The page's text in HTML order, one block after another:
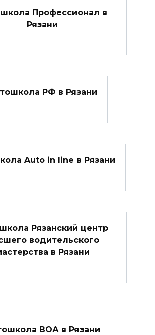
Профессионал в
Рязани
РФ в Рязани
Auto in line в Рязани
Рязанский центр
водительского
в Рязани
ВОА в Рязани